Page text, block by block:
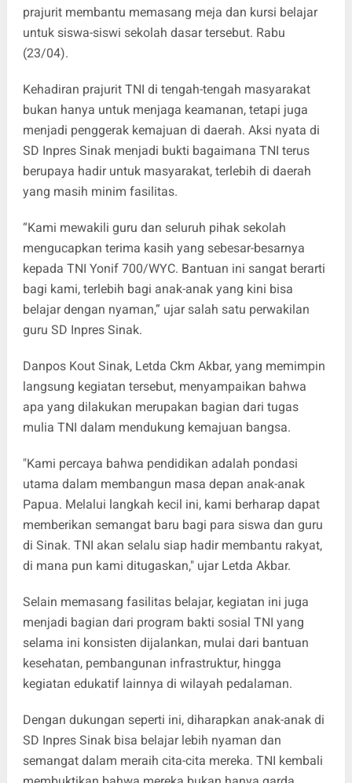
prajurit membantu memasang meja dan kursi belajar
untuk siswa-siswi sekolah dasar tersebut. Rabu
(23/04).
Kehadiran prajurit TNI di tengah-tengah masyarakat
bukan hanya untuk menjaga keamanan, tetapi juga
menjadi penggerak kemajuan di daerah. Aksi nyata di
SD Inpres Sinak menjadi bukti bagaimana TNI terus
berupaya hadir untuk masyarakat, terlebih di daerah
yang masih minim fasilitas.
“Kami mewakili guru dan seluruh pihak sekolah
mengucapkan terima kasih yang sebesar-besarnya
kepada TNI Yonif 700/WYC. Bantuan ini sangat berarti
bagi kami, terlebih bagi anak-anak yang kini bisa
belajar dengan nyaman,” ujar salah satu perwakilan
guru SD Inpres Sinak.
Danpos Kout Sinak, Letda Ckm Akbar, yang memimpin
langsung kegiatan tersebut, menyampaikan bahwa
apa yang dilakukan merupakan bagian dari tugas
mulia TNI dalam mendukung kemajuan bangsa.
"Kami percaya bahwa pendidikan adalah pondasi
utama dalam membangun masa depan anak-anak
Papua. Melalui langkah kecil ini, kami berharap dapat
memberikan semangat baru bagi para siswa dan guru
di Sinak. TNI akan selalu siap hadir membantu rakyat,
di mana pun kami ditugaskan," ujar Letda Akbar.
Selain memasang fasilitas belajar, kegiatan ini juga
menjadi bagian dari program bakti sosial TNI yang
selama ini konsisten dijalankan, mulai dari bantuan
kesehatan, pembangunan infrastruktur, hingga
kegiatan edukatif lainnya di wilayah pedalaman.
Dengan dukungan seperti ini, diharapkan anak-anak di
SD Inpres Sinak bisa belajar lebih nyaman dan
semangat dalam meraih cita-cita mereka. TNI kembali